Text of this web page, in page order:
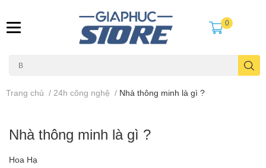
0
Trang chủ / 24h công nghệ / Nhà thông minh là gì ?
Nhà thông minh là gì ?
Hoa Hạ